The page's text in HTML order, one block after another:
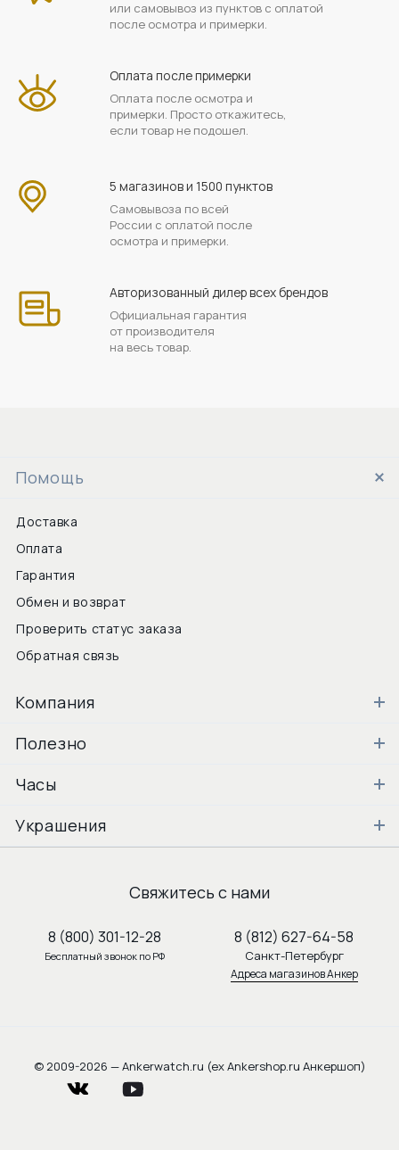
или самовывоз из пунктов с оплатой
после осмотра и примерки.
Оплата после примерки
Оплата после осмотра и
примерки. Просто откажитесь,
если товар не подошел.
5 магазинов и 1500 пунктов
Самовывоза по всей
России с оплатой после
осмотра и примерки.
Авторизованный дилер всех брендов
Официальная гарантия
от производителя
на весь товар.
Помощь
Доставка
Оплата
Гарантия
Обмен и возврат
Проверить статус заказа
Обратная связь
Компания
Полезно
Часы
Украшения
Свяжитесь с нами
8 (800) 301-12-28
Бесплатный звонок по РФ
8 (812) 627-64-58
Санкт-Петербург
Адреса магазинов Анкер
© 2009-2026 — Ankerwatch.ru (ex Ankershop.ru Анкершоп)
vkontakte youtube